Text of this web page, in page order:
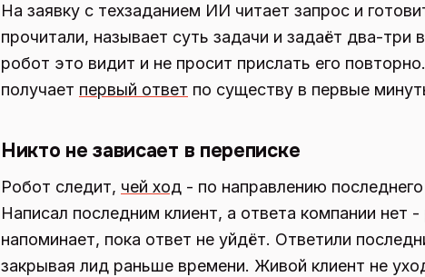
На заявку с техзаданием ИИ читает запрос и
прочитали, называет суть задачи и задаёт два-
робот это видит и не просит прислать его
получает первый ответ по существу в первые
Никто не зависает в переписке
Робот следит, чей ход - по направлению
Написал последним клиент, а ответа компании нет
напоминает, пока ответ не уйдёт. Ответили
закрывая лид раньше времени. Живой клиент не